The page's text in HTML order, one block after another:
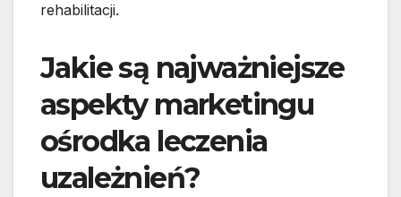
rehabilitacji.
Jakie są najważniejsze
aspekty marketingu
ośrodka leczenia
uzależnień?